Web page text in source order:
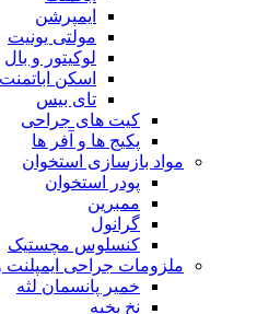
ایمپرشن
مولتی یونیت
لوکیتور و بال
اسکن اباتمنت
تای بیس
کیت های جراحی
پکیج ها و آفر ها
مواد بازسازی استخوان
پودر استخوان
ممبرین
گرانول
کنسلوس مچستیک
ملزومات جراحی
خمیر پانسمان لثه
نخ بخیه